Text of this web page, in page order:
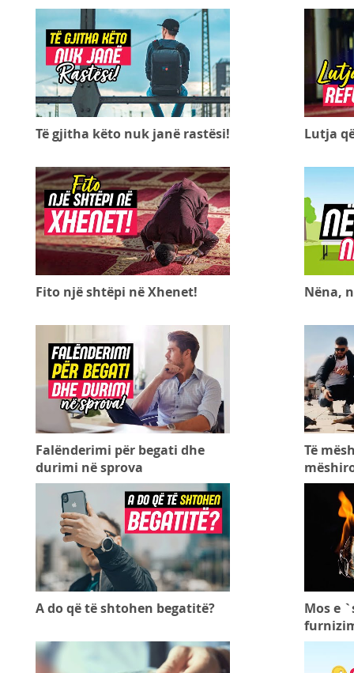
Të gjitha këto nuk janë rastësi! Lutja
Fito një shtëpi në Xhenet! Nëna,
Falënderimi për begati dhe
durimi në sprova
Të
A do që të shtohen begatitë?
Mos e